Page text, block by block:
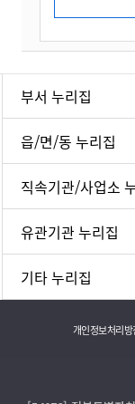
부서 누리집
읍/면/동 누리집
직속기관/사업소
유관기관 누리집
기타 누리집
개인정보처리방